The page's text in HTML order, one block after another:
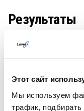
Этот сайт
Мы используем
трафик,
Результаты
В короткие
управления
Разработанное